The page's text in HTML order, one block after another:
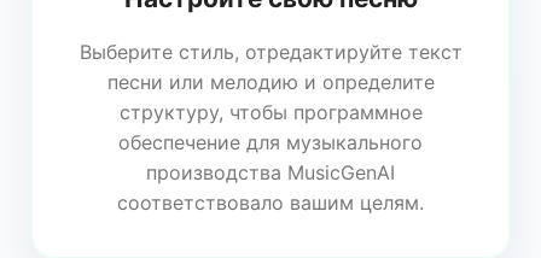
Выберите стиль, отредактируйте текст
песни или мелодию и определите
структуру, чтобы программное
обеспечение для музыкального
производства MusicGenAI
соответствовало вашим целям.